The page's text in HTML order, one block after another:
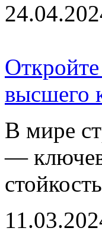
высшего
В мире
—